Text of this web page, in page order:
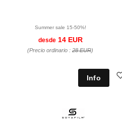
Summer sale 15-50%!
desde14 EUR
(Precio ordinario : 28 EUR)